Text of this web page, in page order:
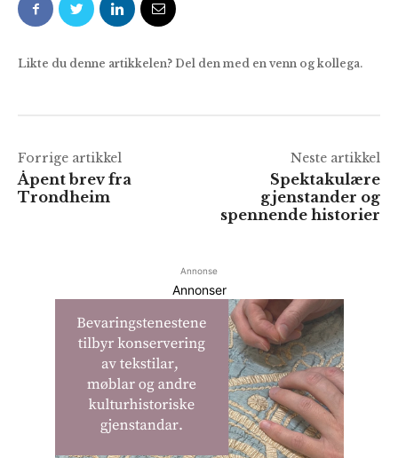
Likte du denne artikkelen? Del den med en venn og kollega.
Forrige artikkel
Åpent brev fra
Trondheim
Neste artikkel
Spektakulære
gjenstander og
spennende historier
Annonse
Annonser